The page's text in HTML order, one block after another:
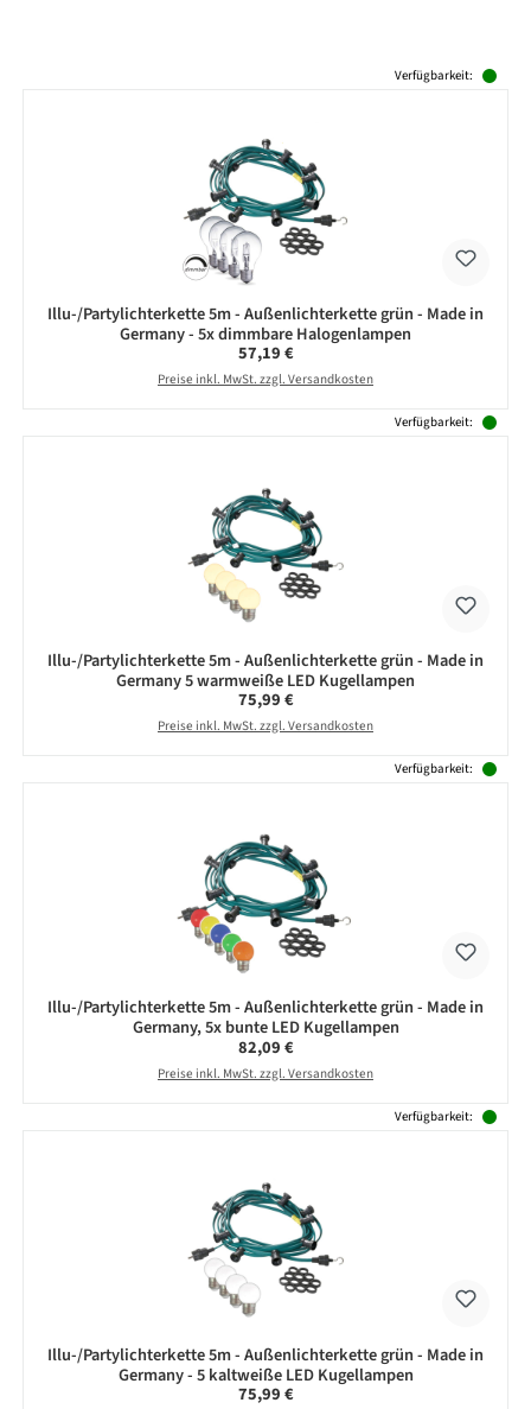
Verfügbarkeit:
Illu-/Partylichterkette 5m - Außenlichterkette grün - Made in
Germany - 5x dimmbare Halogenlampen
Regulärer Preis:
57,19 €
Preise inkl. MwSt. zzgl. Versandkosten
Verfügbarkeit:
Illu-/Partylichterkette 5m - Außenlichterkette grün - Made in
Germany 5 warmweiße LED Kugellampen
Regulärer Preis:
75,99 €
Preise inkl. MwSt. zzgl. Versandkosten
Verfügbarkeit:
Illu-/Partylichterkette 5m - Außenlichterkette grün - Made in
Germany, 5x bunte LED Kugellampen
Regulärer Preis:
82,09 €
Preise inkl. MwSt. zzgl. Versandkosten
Verfügbarkeit:
Illu-/Partylichterkette 5m - Außenlichterkette grün - Made in
Germany - 5 kaltweiße LED Kugellampen
Regulärer Preis:
75,99 €